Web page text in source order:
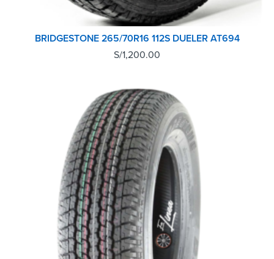
BRIDGESTONE 265/70R16 112S DUELER AT694
S/1,200.00